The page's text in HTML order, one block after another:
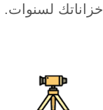
خزاناتك لسنوات.